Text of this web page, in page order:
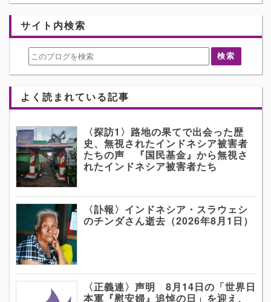
サイト内検索
よく読まれている記事
〈探訪1〉路地の果てで出会った歴
史、無視されたインドネシア被害者
たちの声 『国民基金』から無視さ
れたインドネシア被害者たち
〈訃報〉インドネシア・スラウェシ
のチンダさん逝去（2026年8月1日）
〈正義連〉声明 8月14日の「世界日
本軍『慰安婦』追悼の日」を迎え、